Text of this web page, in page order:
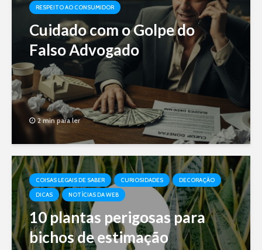
RESPEITO AO CONSUMIDOR
Cuidado com o Golpe do
Falso Advogado
2 min para ler
COISAS LEGAIS DE SABER CURIOSIDADES
DECORAÇÃO
DICAS
NOTÍCIAS DA WEB
10 plantas perigosas para
bichos de estimação